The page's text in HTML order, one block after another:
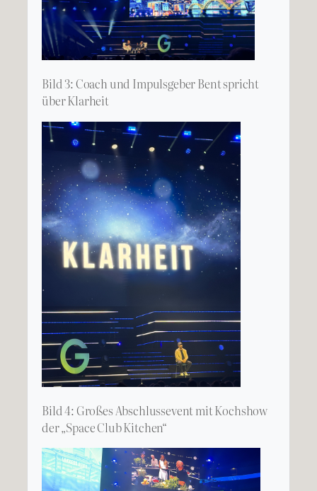
Bild 3: Coach und Impulsgeber Bent spricht
über Klarheit
Bild 4: Großes Abschlussevent mit Kochshow
der „Space Club Kitchen“